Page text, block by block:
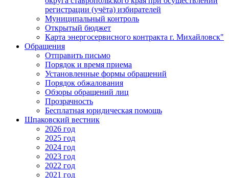
регистрации (учёта) избирателей
Муниципальный контроль
Открытый бюджет
Карта энергосервисного контракта г. Михайловск"
Обращения
Отправить письмо
Порядок и время приема
Установленные формы обращений
Порядок обжалования
Обзоры обращений лиц
Прозрачность
Бесплатная юридическая помощь
Шпаковский вестник
2026 год
2025 год
2024 год
2023 год
2022 год
2021 год